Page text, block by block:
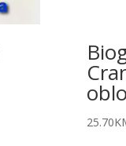
25.70